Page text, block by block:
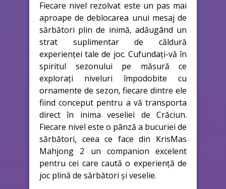
Fiecare nivel rezolvat este un pas mai
aproape de deblocarea unui mesaj de
sărbători plin de inimă, adăugând un
strat suplimentar de căldură
experienței tale de joc. Cufundați-vă în
spiritul sezonului pe măsură ce
explorați niveluri împodobite cu
ornamente de sezon, fiecare dintre ele
fiind conceput pentru a vă transporta
direct în inima veseliei de Crăciun.
Fiecare nivel este o pânză a bucuriei de
sărbători, ceea ce face din KrisMas
Mahjong 2 un companion excelent
pentru cei care caută o experiență de
joc plină de sărbători și veselie.